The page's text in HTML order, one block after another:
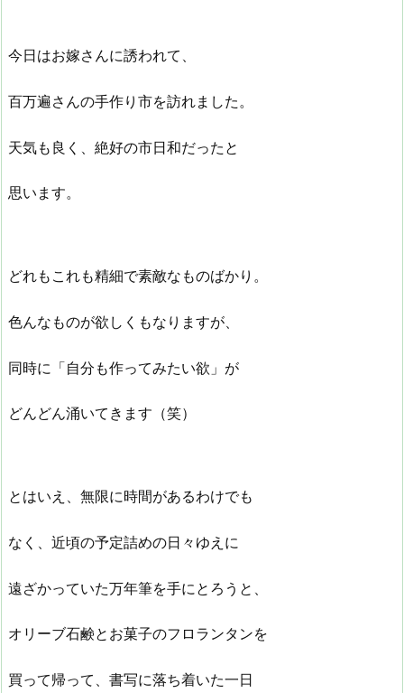
今日はお嫁さんに誘われて、
百万遍さんの手作り市を訪れました。
天気も良く、絶好の市日和だったと
思います。
どれもこれも精細で素敵なものばかり。
色んなものが欲しくもなりますが、
同時に「自分も作ってみたい欲」が
どんどん涌いてきます（笑）
とはいえ、無限に時間があるわけでも
なく、近頃の予定詰めの日々ゆえに
遠ざかっていた万年筆を手にとろうと、
オリーブ石鹸とお菓子のフロランタンを
買って帰って、書写に落ち着いた一日